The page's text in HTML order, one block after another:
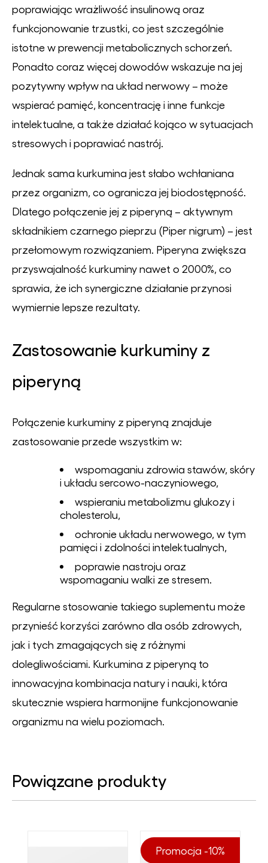
poprawiając wrażliwość insulinową oraz
funkcjonowanie trzustki, co jest szczególnie
istotne w prewencji metabolicznych schorzeń.
Ponadto coraz więcej dowodów wskazuje na jej
pozytywny wpływ na układ nerwowy – może
wspierać pamięć, koncentrację i inne funkcje
intelektualne, a także działać kojąco w sytuacjach
stresowych i poprawiać nastrój.
Jednak sama kurkumina jest słabo wchłaniana
przez organizm, co ogranicza jej biodostępność.
Dlatego połączenie jej z piperyną – aktywnym
składnikiem czarnego pieprzu (Piper nigrum) – jest
przełomowym rozwiązaniem. Piperyna zwiększa
przyswajalność kurkuminy nawet o 2000%, co
sprawia, że ich synergiczne działanie przynosi
wymiernie lepsze rezultaty.
Zastosowanie kurkuminy z
piperyną
Połączenie kurkuminy z piperyną znajduje
zastosowanie przede wszystkim w:
wspomaganiu zdrowia stawów, skóry
i układu sercowo-naczyniowego,
wspieraniu metabolizmu glukozy i
cholesterolu,
ochronie układu nerwowego, w tym
pamięci i zdolności intelektualnych,
poprawie nastroju oraz
wspomaganiu walki ze stresem.
Regularne stosowanie takiego suplementu może
przynieść korzyści zarówno dla osób zdrowych,
jak i tych zmagających się z różnymi
dolegliwościami. Kurkumina z piperyną to
innowacyjna kombinacja natury i nauki, która
skutecznie wspiera harmonijne funkcjonowanie
organizmu na wielu poziomach.
Powiązane produkty
Promocja -10%